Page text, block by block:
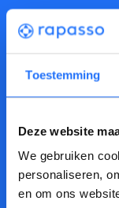
Toestemming
Deze website
We gebruiken
personaliseren,
en om ons
Re-
Duurzame
BEGELEID MET
Re-
Rapasso